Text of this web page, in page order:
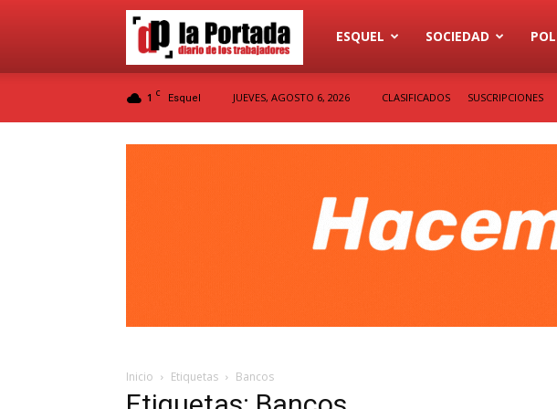
Diario
La
ESQUEL SOCIEDAD
1 C Esquel JUEVES, AGOSTO 6, 2026 CLASIFICADOS SUSCRIPCIONES
Inicio Etiquetas Bancos